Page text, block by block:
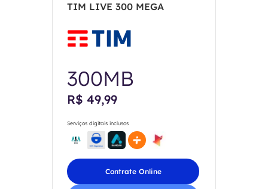
TIM LIVE 300 MEGA
300MB
R$ 49,99
Serviços digitais inclusos
Contrate Online